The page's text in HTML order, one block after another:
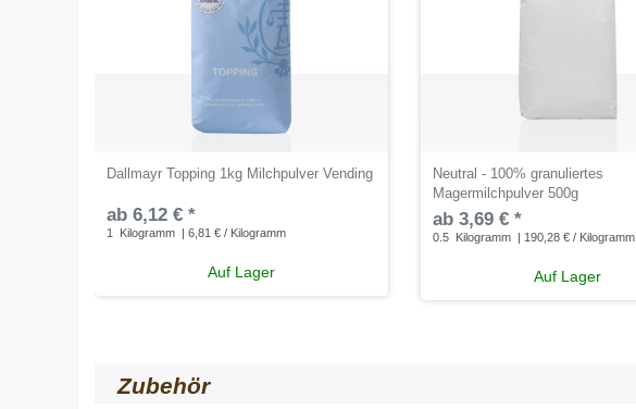
Dallmayr Topping 1kg Milchpulver Vending
ab 6,12 € *
1 Kilogramm | 6,81 € / Kilogramm
Auf Lager
Neutral - 100% granuliertes
Magermilchpulver 500g
ab 3,69 € *
0.5 Kilogramm | 190,28 € / Kilogramm
Auf Lager
Zubehör